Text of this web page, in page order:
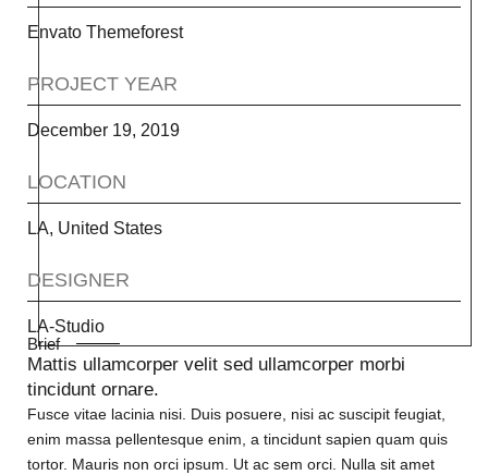
Envato Themeforest
PROJECT YEAR
December 19, 2019
LOCATION
LA, United States
DESIGNER
LA-Studio
Brief
Mattis ullamcorper velit sed ullamcorper morbi
tincidunt ornare.
Fusce vitae lacinia nisi. Duis posuere, nisi ac suscipit feugiat,
enim massa pellentesque enim, a tincidunt sapien quam quis
tortor. Mauris non orci ipsum. Ut ac sem orci. Nulla sit amet